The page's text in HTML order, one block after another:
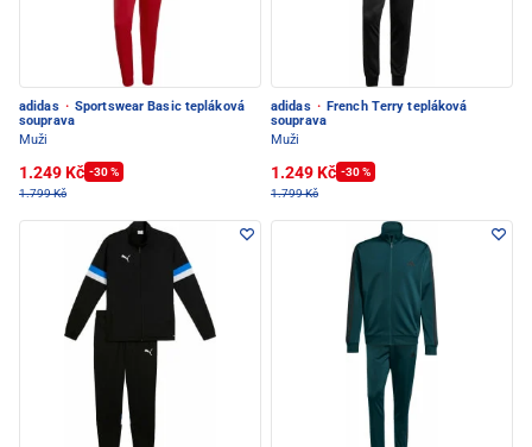
adidas · Sportswear Basic tepláková
souprava
Muži
1.249 Kč -30 %
1.799 Kč
adidas · French Terry tepláková
souprava
Muži
1.249 Kč -30 %
1.799 Kč